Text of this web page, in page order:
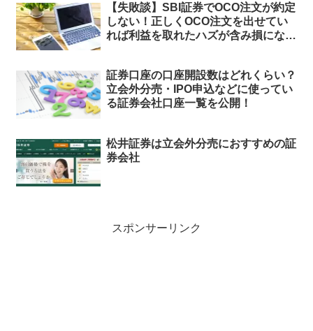
【失敗談】SBI証券でOCO注文が約定
しない！正しくOCO注文を出せてい
れば利益を取れたハズが含み損になっ
証券口座の口座開設数はどれくらい？
立会外分売・IPO申込などに使ってい
る証券会社口座一覧を公開！
松井証券は立会外分売におすすめの証
券会社
スポンサーリンク